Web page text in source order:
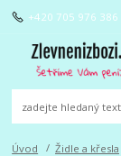
+420 705 976 386
Úvod Židle a křesla